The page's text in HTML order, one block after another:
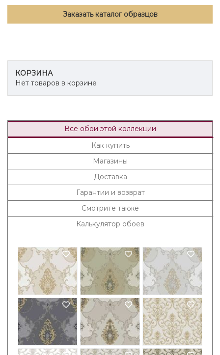
Заказать каталог образцов
КОРЗИНА
Нет товаров в корзине
Все обои этой коллекции
Как купить
Магазины
Доставка
Гарантии и возврат
Смотрите также
Калькулятор обоев